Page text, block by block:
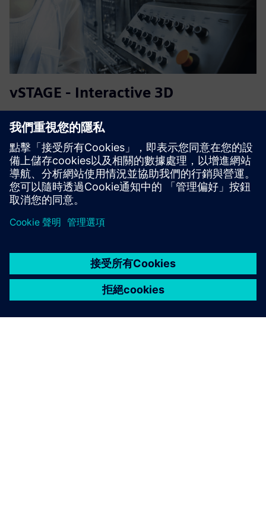
vSTAGE - Interactive 3D
Software solution that enables you to explain complex
industrial products, operations procedures, or services
concepts internally and towards customers in interactive
3D for Web, Tablet, PC, and VR.
深入了解